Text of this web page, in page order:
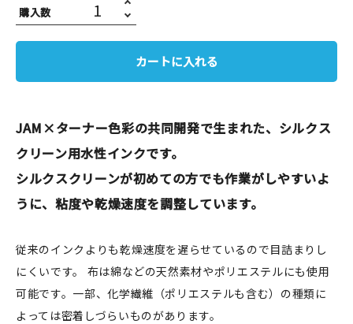
台湾グッズ
おすすめ特集
ギャラリー
おしらせ
購入数
カートに入れる
JAM×ターナー色彩の共同開発で生まれた、シルクス
クリーン用水性インクです。
シルクスクリーンが初めての方でも作業がしやすいよ
うに、粘度や乾燥速度を調整しています。
従来のインクよりも乾燥速度を遅らせているので目詰まりし
にくいです。 布は綿などの天然素材やポリエステルにも使用
可能です。一部、化学繊維（ポリエステルも含む）の種類に
よっては密着しづらいものがあります。